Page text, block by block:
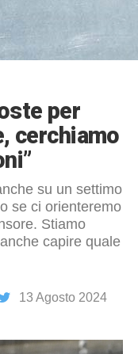
per
cerchiamo
su un settimo
se ci orienteremo
Stiamo
capire quale
13 Agosto 2024